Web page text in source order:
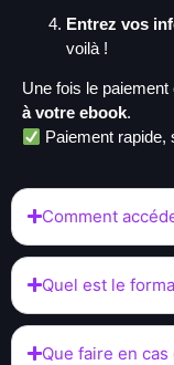
Entrez vos
voilà !
Une fois le paiement
à votre ebook.
Paiement rapide,
Comment
Quel est le
Que faire en